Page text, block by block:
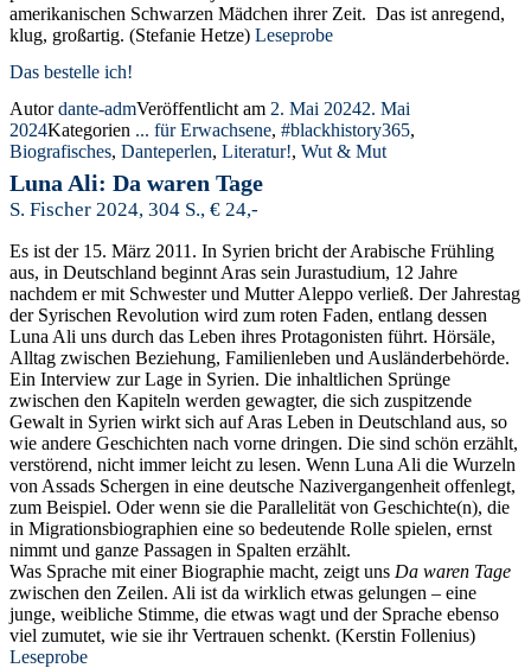
amerikanischen Schwarzen Mädchen ihrer Zeit. Das ist anregend,
klug, großartig. (Stefanie Hetze) Leseprobe
Das bestelle ich!
Autordante-admVeröffentlicht am 2. Mai 20242. Mai
2024Kategorien ... für Erwachsene, #blackhistory365,
Biografisches, Danteperlen, Literatur!, Wut & Mut
Luna Ali: Da waren Tage
S. Fischer 2024, 304 S., € 24,-
Es ist der 15. März 2011. In Syrien bricht der Arabische Frühling
aus, in Deutschland beginnt Aras sein Jurastudium, 12 Jahre
nachdem er mit Schwester und Mutter Aleppo verließ. Der Jahrestag
der Syrischen Revolution wird zum roten Faden, entlang dessen
Luna Ali uns durch das Leben ihres Protagonisten führt. Hörsäle,
Alltag zwischen Beziehung, Familienleben und Ausländerbehörde.
Ein Interview zur Lage in Syrien. Die inhaltlichen Sprünge
zwischen den Kapiteln werden gewagter, die sich zuspitzende
Gewalt in Syrien wirkt sich auf Aras Leben in Deutschland aus, so
wie andere Geschichten nach vorne dringen. Die sind schön erzählt,
verstörend, nicht immer leicht zu lesen. Wenn Luna Ali die Wurzeln
von Assads Schergen in eine deutsche Nazivergangenheit offenlegt,
zum Beispiel. Oder wenn sie die Parallelität von Geschichte(n), die
in Migrationsbiographien eine so bedeutende Rolle spielen, ernst
nimmt und ganze Passagen in Spalten erzählt.
Was Sprache mit einer Biographie macht, zeigt uns Da waren Tage
zwischen den Zeilen. Ali ist da wirklich etwas gelungen – eine
junge, weibliche Stimme, die etwas wagt und der Sprache ebenso
viel zumutet, wie sie ihr Vertrauen schenkt. (Kerstin Follenius)
Leseprobe